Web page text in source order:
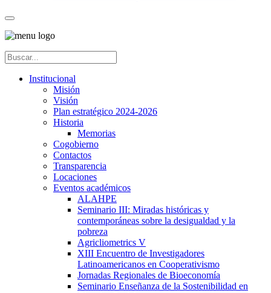
Institucional
Misión
Visión
Plan estratégico 2024-2026
Historia
Memorias
Cogobierno
Contactos
Transparencia
Locaciones
Eventos académicos
ALAHPE
Seminario III: Miradas históricas y
contemporáneas sobre la desigualdad y la
pobreza
Agricliometrics V
XIII Encuentro de Investigadores
Latinoamericanos en Cooperativismo
Jornadas Regionales de Bioeconomía
Seminario Enseñanza de la Sostenibilidad en